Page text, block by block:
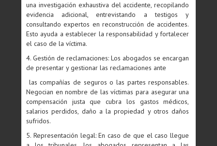
una investigación exhaustiva del accidente, recopilando
evidencia adicional, entrevistando a testigos y
consultando expertos en reconstrucción de accidentes.
Esto ayuda a establecer la responsabilidad y fortalecer
el caso de la víctima.
4. Gestión de reclamaciones: Los abogados se encargan
de presentar y gestionar las reclamaciones ante
las compañías de seguros o las partes responsables.
Negocian en nombre de las víctimas para asegurar una
compensación justa que cubra los gastos médicos,
salarios perdidos, daño a la propiedad y otros daños
sufridos.
5. Representación legal: En caso de que el caso llegue